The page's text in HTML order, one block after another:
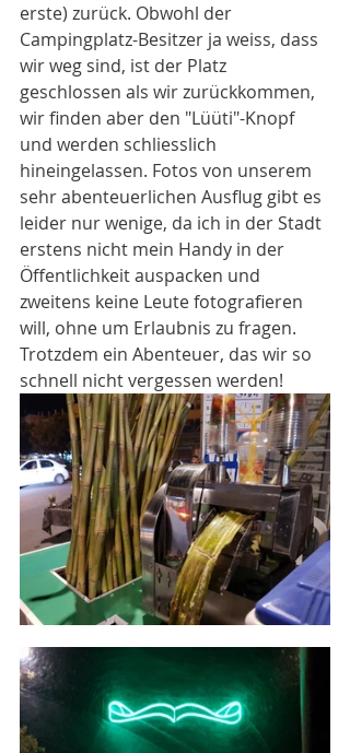
erste) zurück. Obwohl der
Campingplatz-Besitzer ja weiss, dass
wir weg sind, ist der Platz
geschlossen als wir zurückkommen,
wir finden aber den "Lüüti"-Knopf
und werden schliesslich
hineingelassen. Fotos von unserem
sehr abenteuerlichen Ausflug gibt es
leider nur wenige, da ich in der Stadt
erstens nicht mein Handy in der
Öffentlichkeit auspacken und
zweitens keine Leute fotografieren
will, ohne um Erlaubnis zu fragen.
Trotzdem ein Abenteuer, das wir so
schnell nicht vergessen werden!